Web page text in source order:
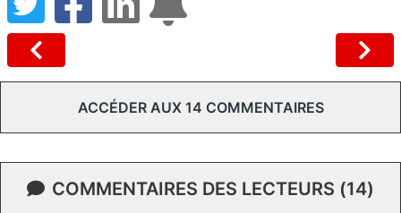
ACCÉDER AUX 14 COMMENTAIRES
COMMENTAIRES DES LECTEURS (14)